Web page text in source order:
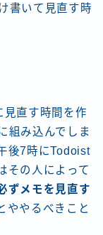
書いて見直す時
見直す時間を作
組み込んでしま
後7時にTodoist
その人によって
ずメモを見直す
ややるべきこと